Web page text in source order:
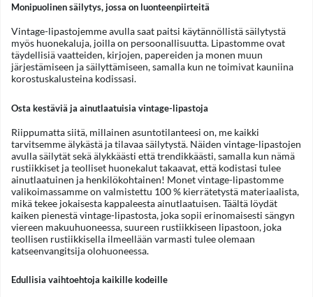
Monipuolinen säilytys, jossa on luonteenpiirteitä
Vintage-lipastojemme avulla saat paitsi käytännöllistä säilytystä
myös huonekaluja, joilla on persoonallisuutta. Lipastomme ovat
täydellisiä vaatteiden, kirjojen, papereiden ja monen muun
järjestämiseen ja säilyttämiseen, samalla kun ne toimivat kauniina
korostuskalusteina kodissasi.
Osta kestäviä ja ainutlaatuisia vintage-lipastoja
Riippumatta siitä, millainen asuntotilanteesi on, me kaikki
tarvitsemme älykästä ja tilavaa säilytystä. Näiden vintage-lipastojen
avulla säilytät sekä älykkäästi että trendikkäästi, samalla kun nämä
rustiikkiset ja teolliset huonekalut takaavat, että kodistasi tulee
ainutlaatuinen ja henkilökohtainen! Monet vintage-lipastomme
valikoimassamme on valmistettu 100 % kierrätetystä materiaalista,
mikä tekee jokaisesta kappaleesta ainutlaatuisen. Täältä löydät
kaiken pienestä vintage-lipastosta, joka sopii erinomaisesti sängyn
viereen makuuhuoneessa, suureen rustiikkiseen lipastoon, joka
teollisen rustiikkisella ilmeellään varmasti tulee olemaan
katseenvangitsija olohuoneessa.
Edullisia vaihtoehtoja kaikille kodeille